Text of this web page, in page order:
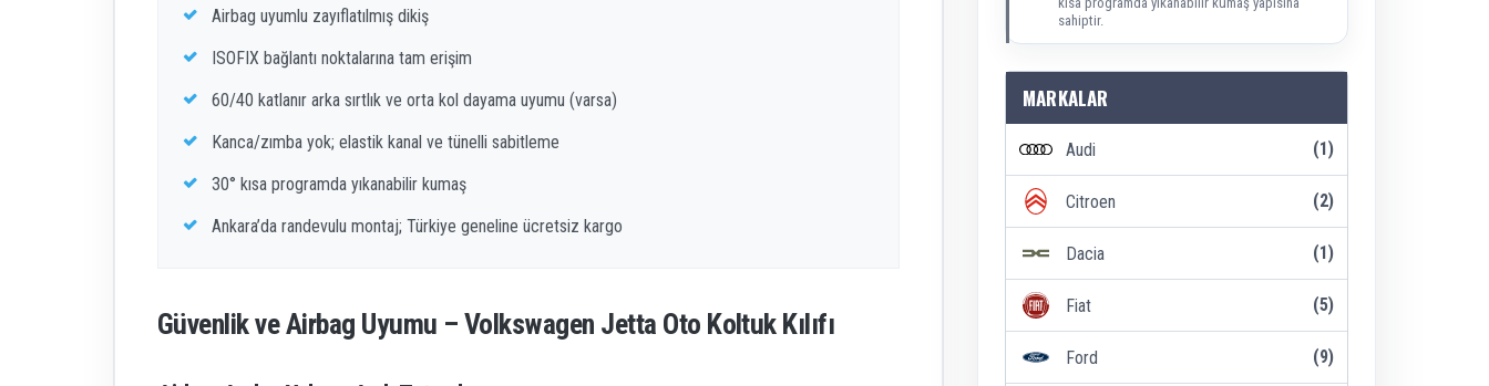
Airbag uyumlu zayıflatılmış dikiş
ISOFIX bağlantı noktalarına tam erişim
60/40 katlanır arka sırtlık ve orta kol dayama uyumu (varsa)
Kanca/zımba yok; elastik kanal ve tünelli sabitleme
30° kısa programda yıkanabilir kumaş
Ankara’da randevulu montaj; Türkiye geneline ücretsiz kargo
Güvenlik ve Airbag Uyumu – Volkswagen Jetta Oto Koltuk Kılıfı
sahiptir.
MARKALAR
Audi (1)
Citroen (2)
Dacia (1)
Fiat (5)
Ford (9)